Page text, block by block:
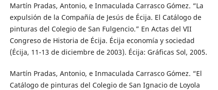
Martín Pradas, Antonio, e Inmaculada Carrasco Gómez. “La
expulsión de la Compañía de Jesús de Écija. El Catálogo de
pinturas del Colegio de San Fulgencio.” En Actas del VII
Congreso de Historia de Écija. Écija economía y sociedad
(Écija, 11-13 de diciembre de 2003). Écija: Gráficas Sol, 2005.
Martín Pradas, Antonio, e Inmaculada Carrasco Gómez. “El
Catálogo de pinturas del Colegio de San Ignacio de Loyola